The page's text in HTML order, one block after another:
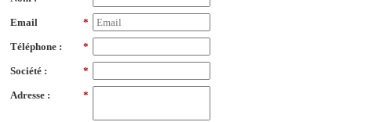
*
Email
*
Téléphone :
*
Société :
*
Adresse :